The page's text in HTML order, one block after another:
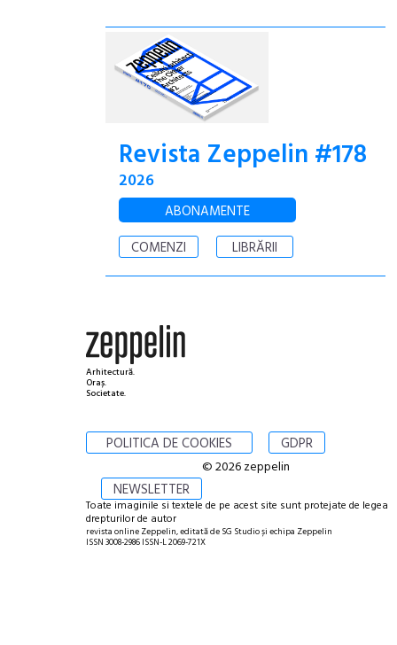
Revista Zeppelin #178
2026
ABONAMENTE
COMENZI
LIBRĂRII
Arhitectură.
Oraș.
Societate.
POLITICA DE COOKIES GDPR
NEWSLETTER
© 2026 zeppelin
Toate imaginile si textele de pe acest site sunt protejate de legea
drepturilor de autor
revista online Zeppelin, editată de SG Studio și echipa Zeppelin
ISSN 3008-2986 ISSN-L 2069-721X